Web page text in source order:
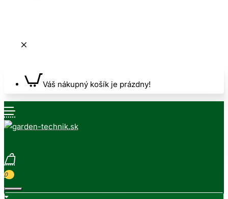
Váš nákupný košík je prázdny!
0